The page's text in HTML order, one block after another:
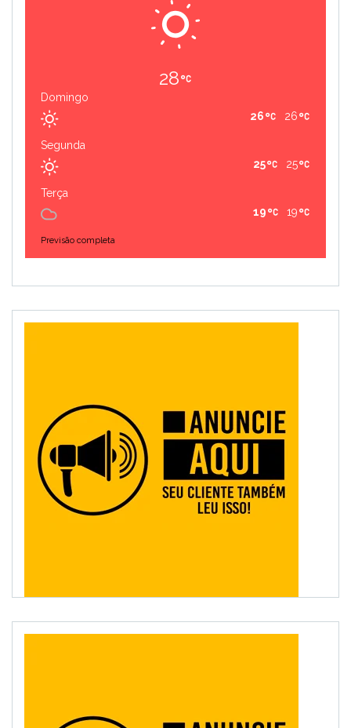
28
Domingo
26
26
Segunda
25
25
Terça
19
19
Previsão completa